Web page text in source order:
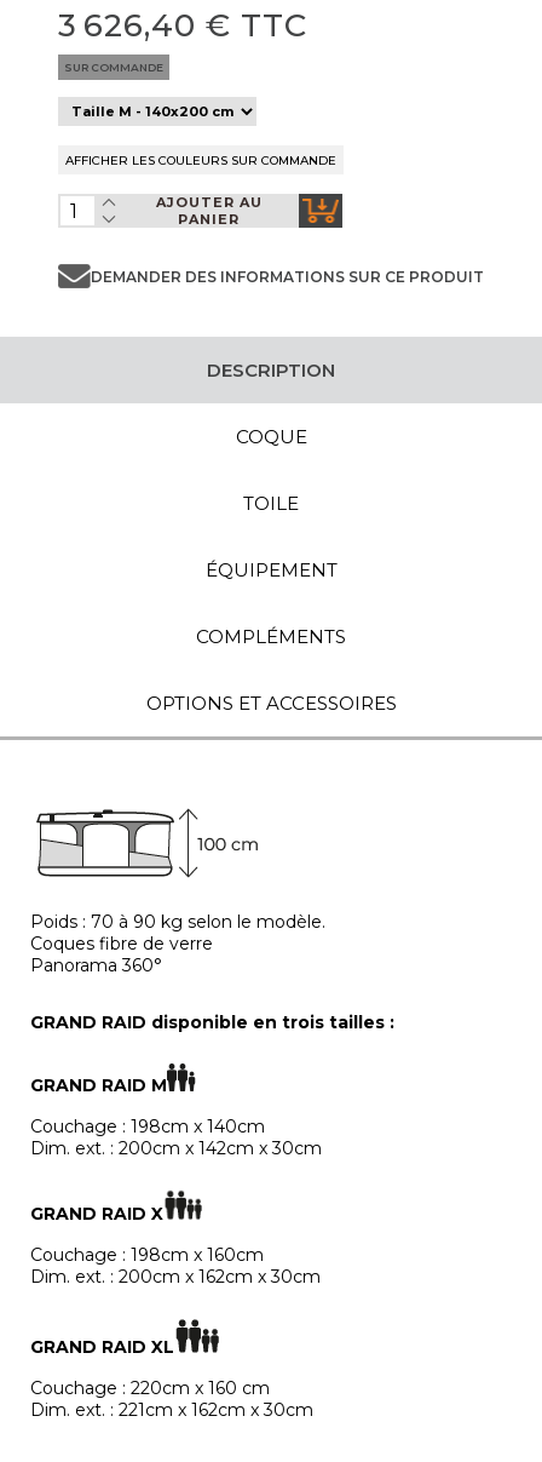
3 626,40 € TTC
SUR COMMANDE
AJOUTER AU
PANIER
DEMANDER DES INFORMATIONS SUR CE PRODUIT
DESCRIPTION
COQUE
TOILE
ÉQUIPEMENT
COMPLÉMENTS
OPTIONS ET ACCESSOIRES
Poids : 70 à 90 kg selon le modèle.
Coques fibre de verre
Panorama 360°
GRAND RAID disponible en trois tailles :
GRAND RAID M
Couchage : 198cm x 140cm
Dim. ext. : 200cm x 142cm x 30cm
GRAND RAID X
Couchage : 198cm x 160cm
Dim. ext. : 200cm x 162cm x 30cm
GRAND RAID XL
Couchage : 220cm x 160 cm
Dim. ext. : 221cm x 162cm x 30cm